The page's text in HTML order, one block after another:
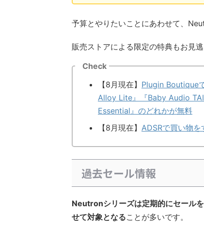
予算とやりたいことにあわせて、
販売ストアによる限定の特典もお見逃
Check
【8月現在】 Plugin Boutique
Alloy Lite』『Baby Audio
Essential』のどれかが無料
【8月現在】 ADSRで買い物
過去セール情報
Neutronシリーズは定期的にセール
せて対象となることが多いです。